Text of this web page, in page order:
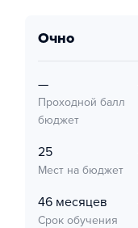
очно
—
Проходной балл
бюджет
25
Мест на бюджет
46 месяцев
Срок обучения